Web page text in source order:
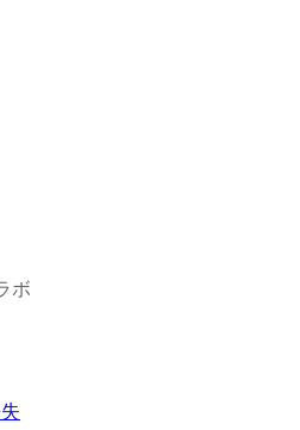
ボ